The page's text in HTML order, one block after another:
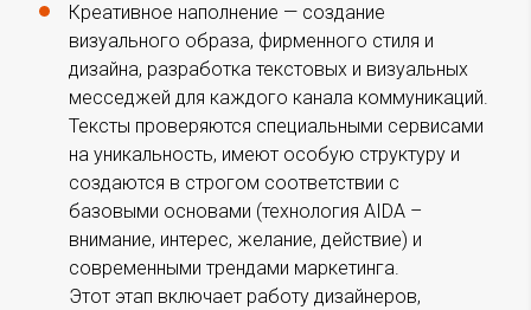
Креативное наполнение — создание
визуального образа, фирменного стиля и
дизайна, разработка текстовых и визуальных
месседжей для каждого канала коммуникаций.
Тексты проверяются специальными сервисами
на уникальность, имеют особую структуру и
создаются в строгом соответствии с
базовыми основами (технология AIDA –
внимание, интерес, желание, действие) и
современными трендами маркетинга.
Этот этап включает работу дизайнеров,